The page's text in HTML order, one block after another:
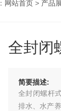
网站首页 > 产品
全封闭
简要描述:
全封闭螺杆式启闭机 螺杆启闭机主要用于
排水、水产